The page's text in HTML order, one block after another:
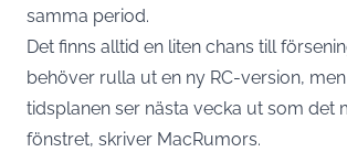
samma period.
Det finns alltid en liten chans till
behöver rulla ut en ny RC-version,
tidsplanen ser nästa vecka ut som det
fönstret, skriver MacRumors.